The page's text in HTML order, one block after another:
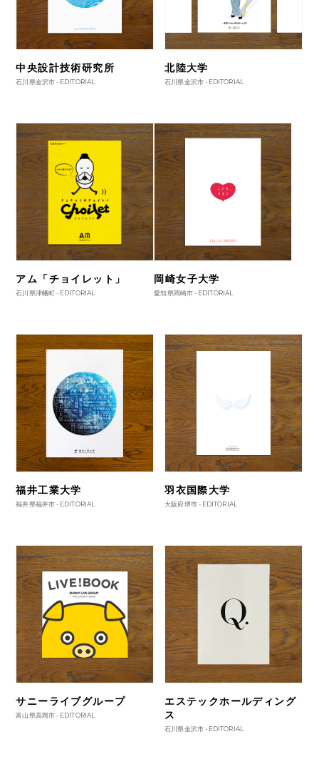
中央設計技術研究所
石川県金沢市 - EDITORIAL
北陸大学
石川県金沢市 - EDITORIAL
アム「チョイレット」
石川県津幡町 - EDITORIAL
岡崎女子大学
愛知県岡崎市 - EDITORIAL
福井工業大学
福井県福井市 - EDITORIAL
羽衣国際大学
大阪府堺市 - EDITORIAL
サニーライブグループ
富山県高岡市 - EDITORIAL
エステックホールディング
ス
石川県金沢市 - EDITORIAL